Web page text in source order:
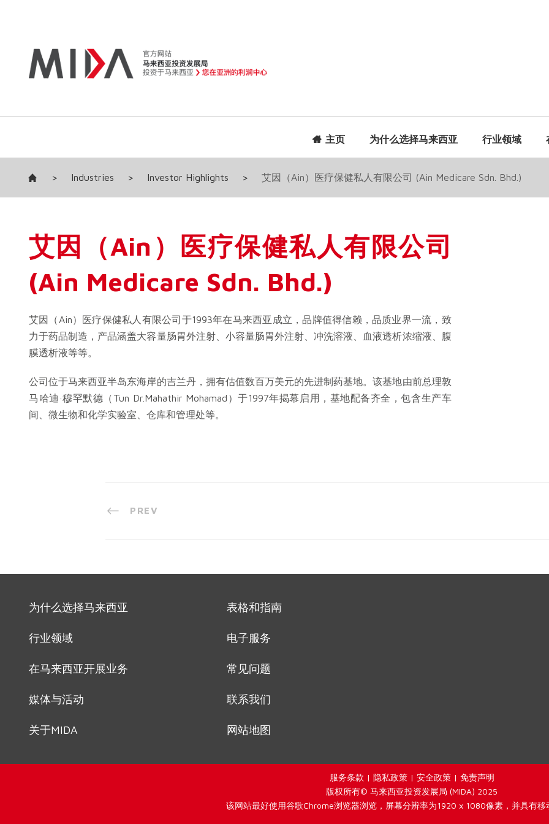
主页 为什么选择马来西亚 行业领域
> Industries > Investor Highlights > 艾因（Ain）医疗保健私人有限公司 (Ain Medicare Sdn. Bhd.)
艾因（Ain）医疗保健私人有限公司
(Ain Medicare Sdn. Bhd.)
艾因（Ain）医疗保健私人有限公司于1993年在马来西亚成立，品牌值得信赖，品质业界一流，致
力于药品制造，产品涵盖大容量肠胃外注射、小容量肠胃外注射、冲洗溶液、血液透析浓缩液、腹
膜透析液等等。
公司位于马来西亚半岛东海岸的吉兰丹，拥有估值数百万美元的先进制药基地。该基地由前总理敦
马哈迪·穆罕默德（Tun Dr.Mahathir Mohamad）于1997年揭幕启用，基地配备齐全，包含生产车
间、微生物和化学实验室、仓库和管理处等。
PREV
为什么选择马来西亚
行业领域
在马来西亚开展业务
媒体与活动
关于MIDA
表格和指南
电子服务
常见问题
联系我们
网站地图
服务条款 | 隐私政策| 安全政策| 免责声明
版权所有© 马来西亚投资发展局 (MIDA) 2025
该网站最好使用谷歌Chrome浏览器浏览，屏幕分辨率为1920 x 1080像素，并具有移